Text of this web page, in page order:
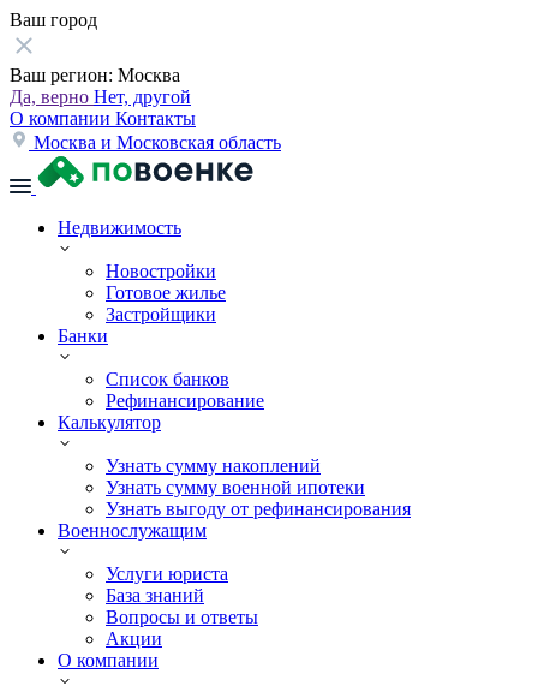
Ваш город
Ваш регион: Москва
Да, верно Нет, другой
О компании Контакты
Москва и Московская область
Недвижимость
Новостройки
Готовое жилье
Застройщики
Банки
Список банков
Рефинансирование
Калькулятор
Узнать сумму накоплений
Узнать сумму военной ипотеки
Узнать выгоду от рефинансирования
Военнослужащим
Услуги юриста
База знаний
Вопросы и ответы
Акции
О компании